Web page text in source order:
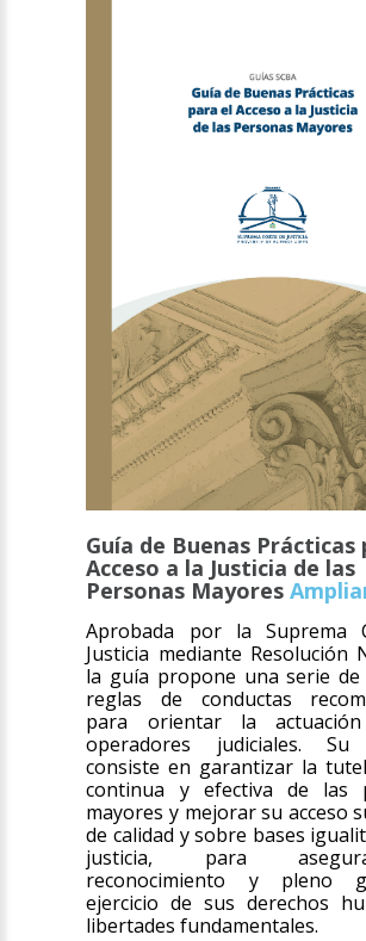
Guía de Buenas Prácticas
Acceso a la Justicia de las
Personas Mayores
Aprobada por la Suprema
Justicia mediante Resolución
la guía propone una serie de
reglas de conductas
para orientar la
operadores judiciales. Su
consiste en garantizar la
continua y efectiva de las
mayores y mejorar su acceso
de calidad y sobre bases
justicia, para
reconocimiento y pleno
ejercicio de sus derechos
libertades fundamentales.